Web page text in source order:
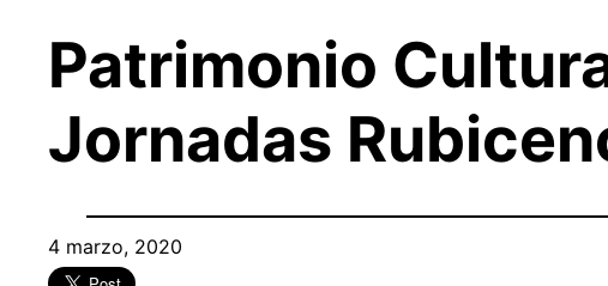
Patrimonio
Jornadas
4 marzo, 2020